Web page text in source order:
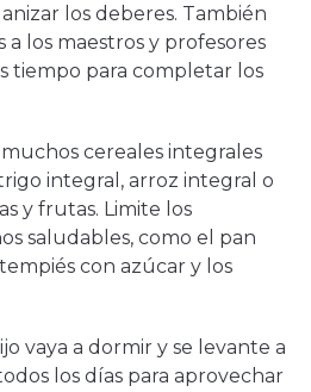
los deberes. También
los maestros y profesores
tiempo para completar los
cereales integrales
integral, arroz integral o
y frutas. Limite los
saludables, como el pan
con azúcar y los
vaya a dormir y se levante a
los días para aprovechar